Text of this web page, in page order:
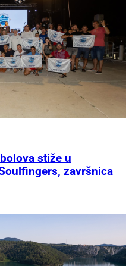
stiže u
završnica